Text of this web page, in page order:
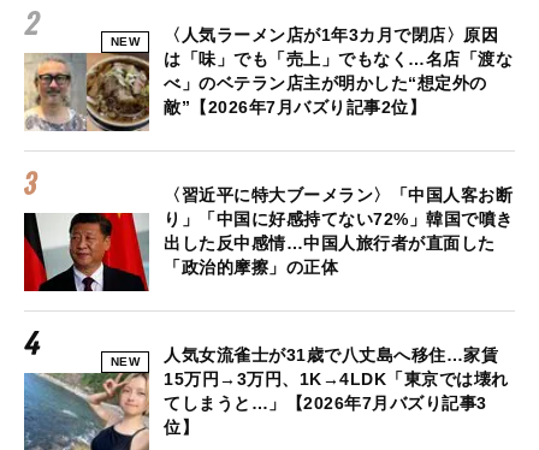
NEW
〈人気ラーメン店が1年3カ月で閉店〉原因
は「味」でも「売上」でもなく…名店「渡な
べ」のベテラン店主が明かした“想定外の
敵”【2026年7月バズり記事2位】
〈習近平に特大ブーメラン〉「中国人客お断
り」「中国に好感持てない72%」韓国で噴き
出した反中感情…中国人旅行者が直面した
「政治的摩擦」の正体
NEW
人気女流雀士が31歳で八丈島へ移住…家賃
15万円→3万円、1K→4LDK「東京では壊れ
てしまうと…」【2026年7月バズり記事3
位】